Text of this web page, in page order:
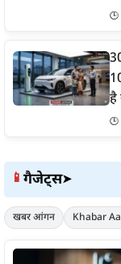
🕒
है
🕒
📱 गैजेट्स➤
खबर आंगन Khabar